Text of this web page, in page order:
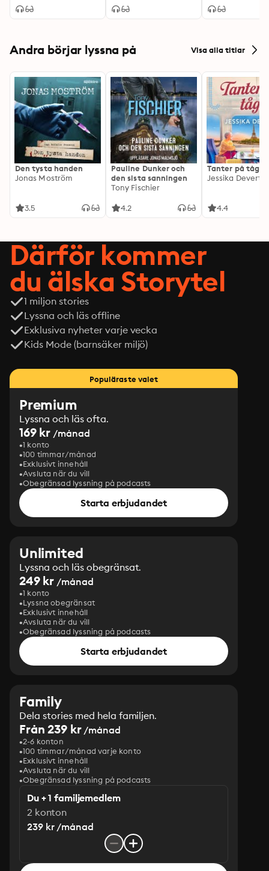
Andra börjar lyssna på Visa alla titlar
Den tysta handen
Jonas Moström
3.5
Pauline Dunker och
den sista sanningen
Tony Fischier
4.2
Tanter på tåg
Jessika Devert
4.4
Därför kommer
du älska Storytel
1 miljon stories
Lyssna och läs offline
Exklusiva nyheter varje vecka
Kids Mode (barnsäker miljö)
Populäraste valet
Premium
Lyssna och läs ofta.
169 kr /månad
1 konto
100 timmar/månad
Exklusivt innehåll
Avsluta när du vill
Obegränsad lyssning på podcasts
Starta erbjudandet
Unlimited
Lyssna och läs obegränsat.
249 kr /månad
1 konto
Lyssna obegränsat
Exklusivt innehåll
Avsluta när du vill
Obegränsad lyssning på podcasts
Starta erbjudandet
Family
Dela stories med hela familjen.
Från 239 kr/månad
2-6 konton
100 timmar/månad varje konto
Exklusivt innehåll
Avsluta när du vill
Obegränsad lyssning på podcasts
Du + 1 familjemedlem
2 konton
239 kr /månad